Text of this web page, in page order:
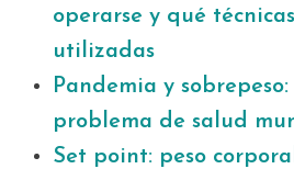
operarse y qué
utilizadas
Pandemia y
problema de salud
Set point: peso